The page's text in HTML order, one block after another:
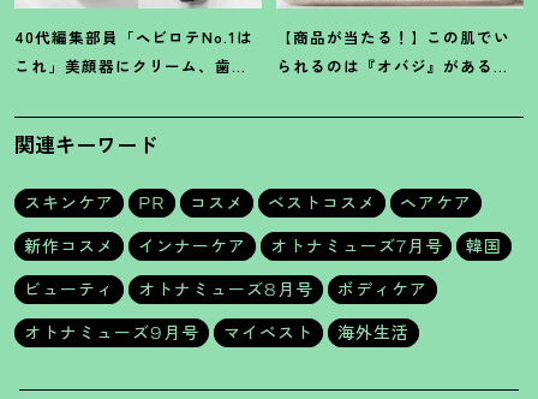
40代編集部員「ヘビロテNo.1は
これ」美顔器にクリーム、歯磨
ム】4選
【商品が当たる ！ 】この肌でい
られるのは『オバジ』があるか
バジレシピ」
関連キーワード
スキンケア PR コスメ ベストコスメ
ヘアケア
新作コスメ
インナーケア オトナミューズ7月号
韓国
ビューティ
オトナミューズ8月号
ボディケア
オトナミューズ9月号
マイベスト 海外生活